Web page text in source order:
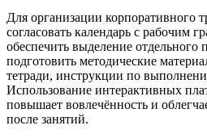
Для организации корпоративного
согласовать календарь с рабочим
обеспечить выделение отдельного
подготовить методические
тетради, инструкции по
Использование интерактивных
повышает вовлечённость и
после занятий.